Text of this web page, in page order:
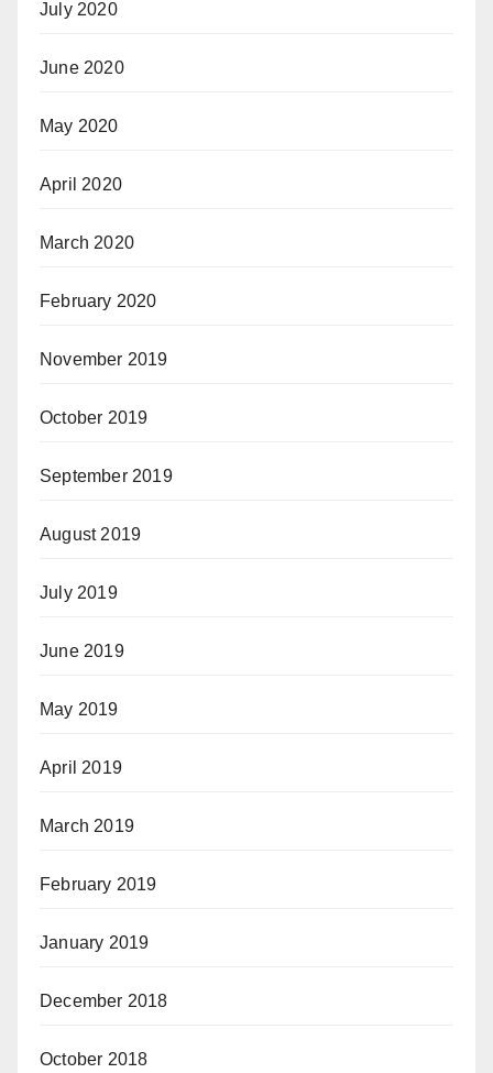
July 2020
June 2020
May 2020
April 2020
March 2020
February 2020
November 2019
October 2019
September 2019
August 2019
July 2019
June 2019
May 2019
April 2019
March 2019
February 2019
January 2019
December 2018
October 2018